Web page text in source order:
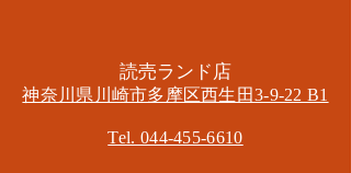
​読売ランド店
神奈川県川崎市多摩区​西生田3-9-22 B1
Tel. 044-455-6610